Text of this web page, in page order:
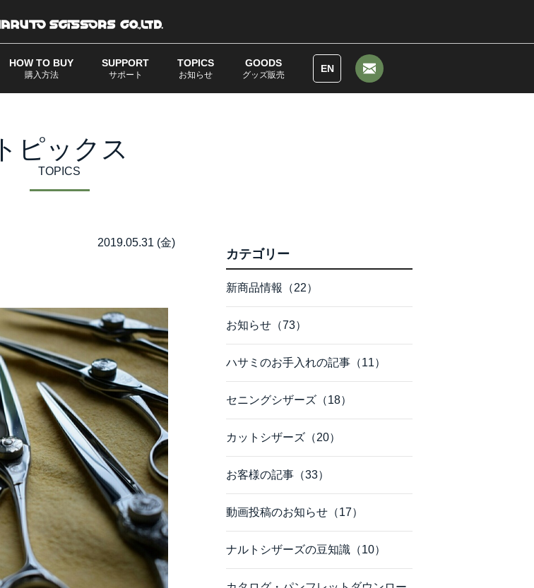
HOW TO BUY
購入方法
SUPPORT
サポート
TOPICS
お知らせ
GOODS
グッズ販売
EN
トピックス
TOPICS
2019.05.31 (金)
カテゴリー
新商品情報（22）
お知らせ（73）
ハサミのお手入れの記事（11）
セニングシザーズ（18）
カットシザーズ（20）
お客様の記事（33）
動画投稿のお知らせ（17）
ナルトシザーズの豆知識（10）